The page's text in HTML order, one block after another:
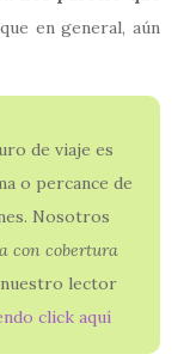
en general, aún
de viaje es
o percance de
Nosotros
con cobertura
lector
click aquí